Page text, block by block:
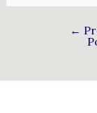
←